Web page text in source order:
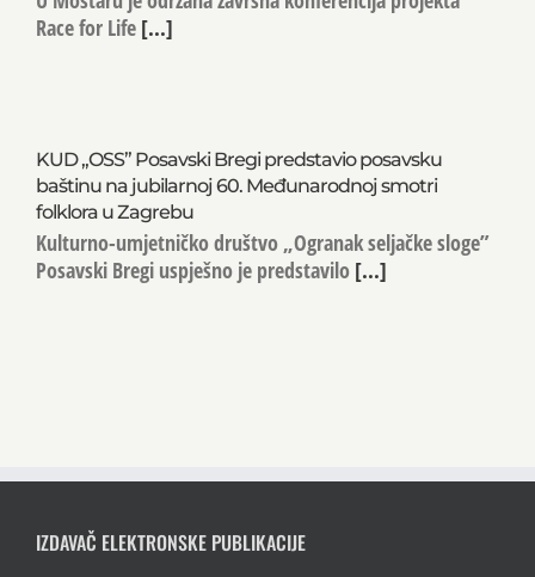
U Mostaru je održana završna konferencija projekta
[...]
KUD „OSS” Posavski Bregi predstavio posavsku
baštinu na jubilarnoj 60. Međunarodnoj smotri
folklora u Zagrebu
Kulturno-umjetničko društvo „Ogranak seljačke sloge”
Posavski Bregi uspješno je predstavilo
[...]
IZDAVAČ ELEKTRONSKE PUBLIKACIJE